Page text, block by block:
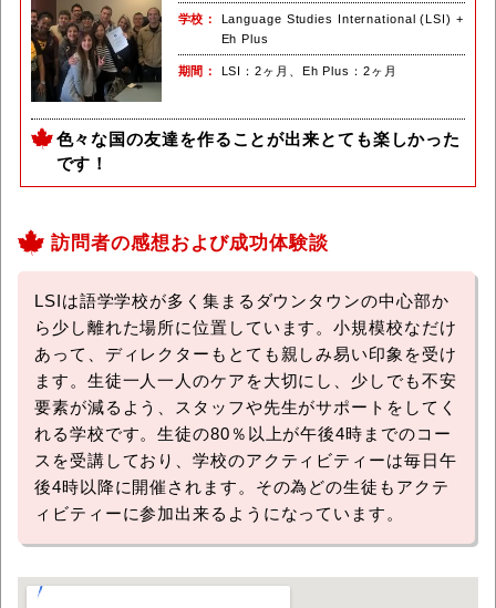
学校
Language Studies International (LSI) +
Eh Plus
期間 LSI：2ヶ月、Eh Plus：2ヶ月
色々な国の友達を作ることが出来とても楽しかった
です！
訪問者の感想および成功体験談
LSIは語学学校が多く集まるダウンタウンの中心部か
ら少し離れた場所に位置しています。小規模校なだけ
あって、ディレクターもとても親しみ易い印象を受け
ます。生徒一人一人のケアを大切にし、少しでも不安
要素が減るよう、スタッフや先生がサポートをしてく
れる学校です。生徒の80％以上が午後4時までのコー
スを受講しており、学校のアクティビティーは毎日午
後4時以降に開催されます。その為どの生徒もアクテ
ィビティーに参加出来るようになっています。